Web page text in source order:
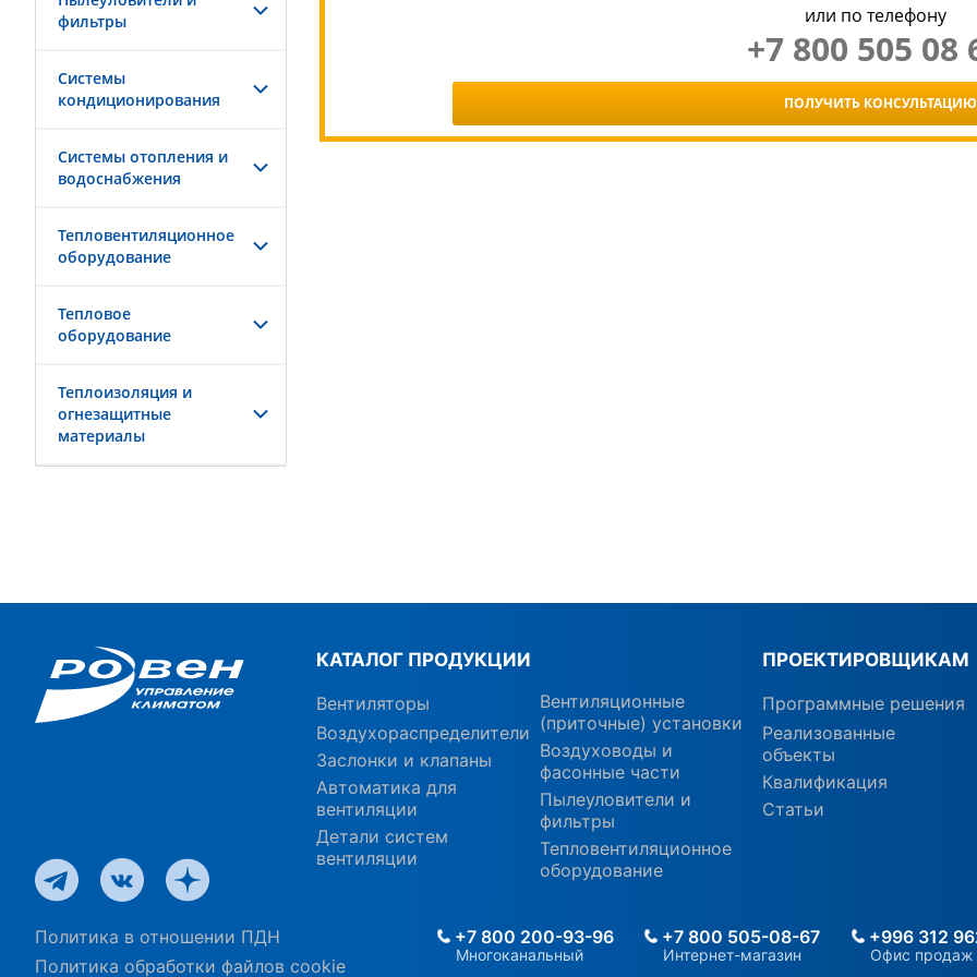
фильтры
Системы
кондиционирования
Системы отопления и
водоснабжения
Тепловентиляционное
оборудование
Тепловое
оборудование
Теплоизоляция и
огнезащитные
материалы
или по телефону
+7 800 505 08
ПОЛУЧИТЬ КОНСУЛЬТАЦИЮ
КАТАЛОГ ПРОДУКЦИИ
Вентиляторы
Воздухораспределители
Заслонки и клапаны
Автоматика для
вентиляции
Детали систем
вентиляции
Вентиляционные
(приточные) установки
Воздуховоды и
фасонные части
Пылеуловители и
фильтры
Тепловентиляционное
оборудование
ПРОЕКТИРОВЩИКАМ
Программные решения
Реализованные
объекты
Квалификация
Статьи
Политика в отношении ПДН
Политика обработки файлов cookie
+7 800 200-93-96
Многоканальный
+7 800 505-08-67
Интернет-магазин
+996 312
Офис продаж